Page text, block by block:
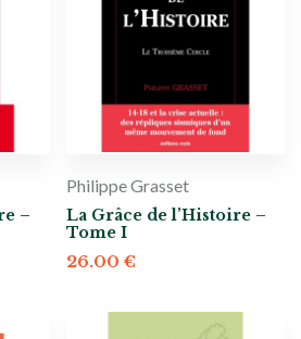
–
Philippe Grasset
La Grâce de l’Histoire –
Tome I
26.00 €